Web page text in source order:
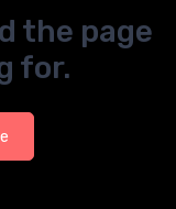
the page
for.